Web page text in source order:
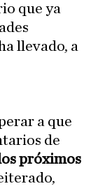
que ya
llevado, a
a que
de
próximos